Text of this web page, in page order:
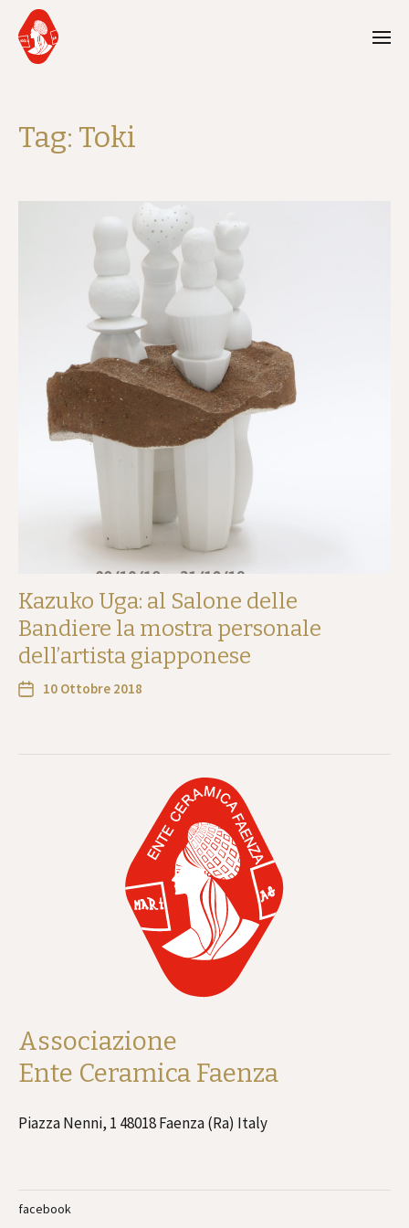
Tag: Toki
Kazuko Uga: al Salone delle
Bandiere la mostra personale
dell’artista giapponese
10 Ottobre 2018
Associazione
Ente Ceramica Faenza
Piazza Nenni, 1 48018 Faenza (Ra) Italy
facebook